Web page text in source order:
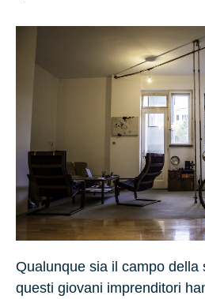
Qualunque sia il campo della
questi giovani imprenditori